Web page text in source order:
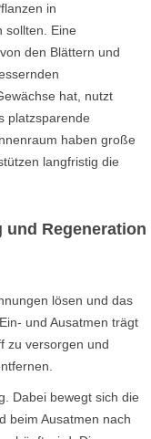
in
sollten. Eine
den Blättern und
hat, nutzt
platzsparende
haben große
langfristig die
Regeneration
lösen und das
und Ausatmen trägt
zu versorgen und
Dabei bewegt sich die
beim Ausatmen nach